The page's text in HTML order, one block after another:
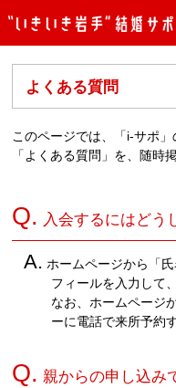
よくある質問
このページでは、「i-サポ
「よくある質問」を、随時
Q. 入会するにはどう
A. ホームページから「
フィールを入力して
なお、ホームページ
ーに電話で来所予約
Q. 親からの申し込み